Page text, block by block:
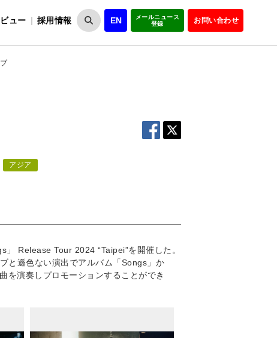
ュー 採用情報 EN
メールニュース
登録
お問い合わせ
アジア
Release Tour 2024 “Taipei”を開催した。
と遜色ない演出でアルバム「Songs」か
を演奏しプロモーションすることができ